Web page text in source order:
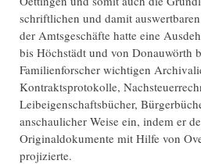
schriftlichen und damit
der Amtsgeschäfte hatte eine
bis Höchstädt und von Donauwörth
Familienforscher wichtigen
Kontraktsprotokolle,
Leibeigenschaftsbücher,
anschaulicher Weise ein, indem er
Originaldokumente mit Hilfe von
projizierte.